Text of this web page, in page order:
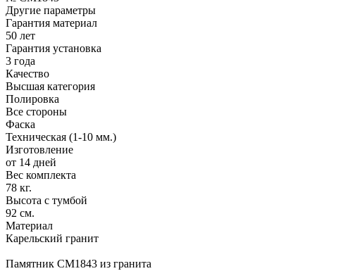
Другие параметры
Гарантия материал
50 лет
Гарантия установка
3 года
Качество
Высшая категория
Полировка
Все стороны
Фаска
Техническая (1-10 мм.)
Изготовление
от 14 дней
Вес комплекта
78 кг.
Высота с тумбой
92 см.
Материал
Карельский гранит
Памятник CM1843 из гранита